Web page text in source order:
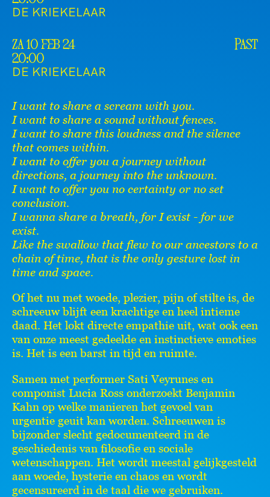
DE KRIEKELAAR
za 10 feb 24
20:00
Past
DE KRIEKELAAR
I want to share a scream with you.
I want to share a sound without fences.
I want to share this loudness and the silence
that comes within.
I want to offer you a journey without
directions, a journey into the unknown.
I want to offer you no certainty or no set
conclusion.
I wanna share a breath, for I exist - for we
exist.
Like the swallow that flew to our ancestors to a
chain of time, that is the only gesture lost in
time and space.
Of het nu met woede, plezier, pijn of stilte is, de
schreeuw blijft een krachtige en heel intieme
daad. Het lokt directe empathie uit, wat ook een
van onze meest gedeelde en instinctieve emoties
is. Het is een barst in tijd en ruimte.
Samen met performer Sati Veyrunes en
componist Lucia Ross onderzoekt Benjamin
Kahn op welke manieren het gevoel van
urgentie geuit kan worden. Schreeuwen is
bijzonder slecht gedocumenteerd in de
geschiedenis van filosofie en sociale
wetenschappen. Het wordt meestal gelijkgesteld
aan woede, hysterie en chaos en wordt
gecensureerd in de taal die we gebruiken.